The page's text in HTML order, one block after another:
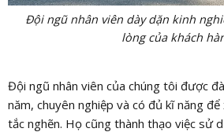
Đội ngũ nhân viên dày dặn kinh
lòng của khách
Đội ngũ nhân viên của chúng tôi được
năm, chuyên nghiệp và có đủ kĩ năng
tắc nghẽn. Họ cũng thành thạo việc sử